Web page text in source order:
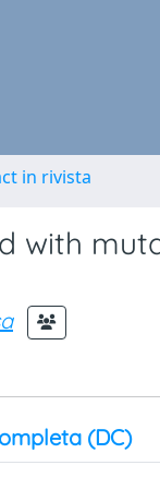
in rivista
with
(DC)